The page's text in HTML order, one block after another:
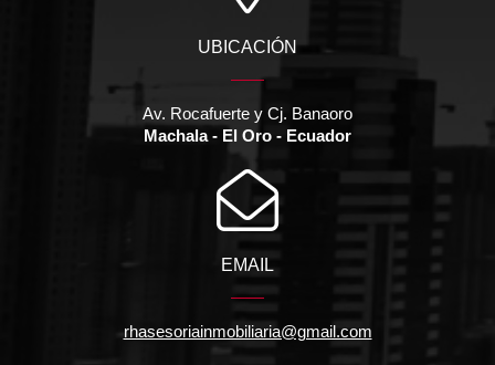
UBICACIÓN
Av. Rocafuerte y Cj. Banaoro
Machala - El Oro - Ecuador
EMAIL
rhasesoriainmobiliaria@gmail.com